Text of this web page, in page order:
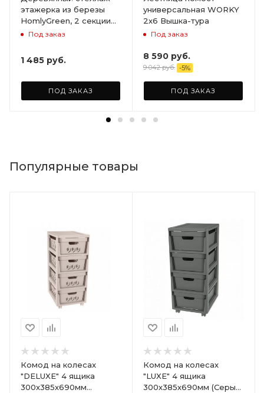
этажерка из березы
HomlyGreen, 2 секции
на 5 полок. Размер
Под заказ
1 485 руб.
ПОД ЗАКАЗ
универсальная WORKY
2х6 Вышка-тура
Под заказ
8 590 руб.
9 042руб. -5%
ПОД ЗАКАЗ
Популярные товары
Комод на колесах
"DELUXE" 4 ящика
300х385х690мм
Комод на колесах
"LUXE" 4 ящика
300х385х690мм (Серый)